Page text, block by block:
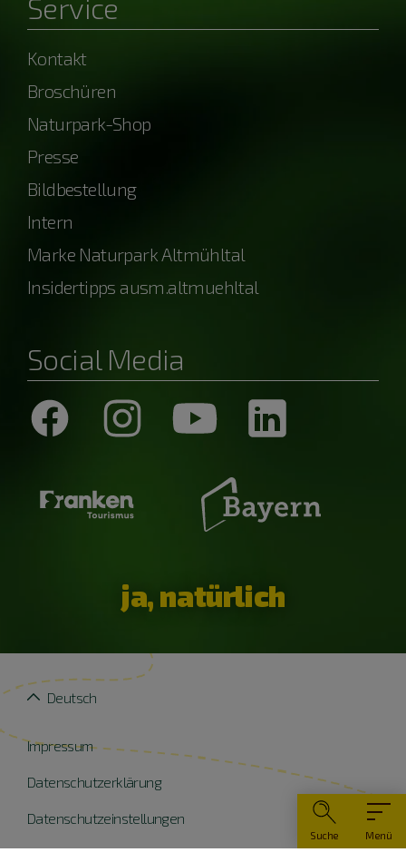
Menü
Suche
Service
Kontakt
Broschüren
Naturpark-Shop
Presse
Bildbestellung
Intern
Marke Naturpark Altmühltal
Insidertipps ausm.altmuehltal
Social Media
ja, natürlich
Impressum
Datenschutzerklärung
Datenschutzeinstellungen
Widerruf erklären
Deutsch